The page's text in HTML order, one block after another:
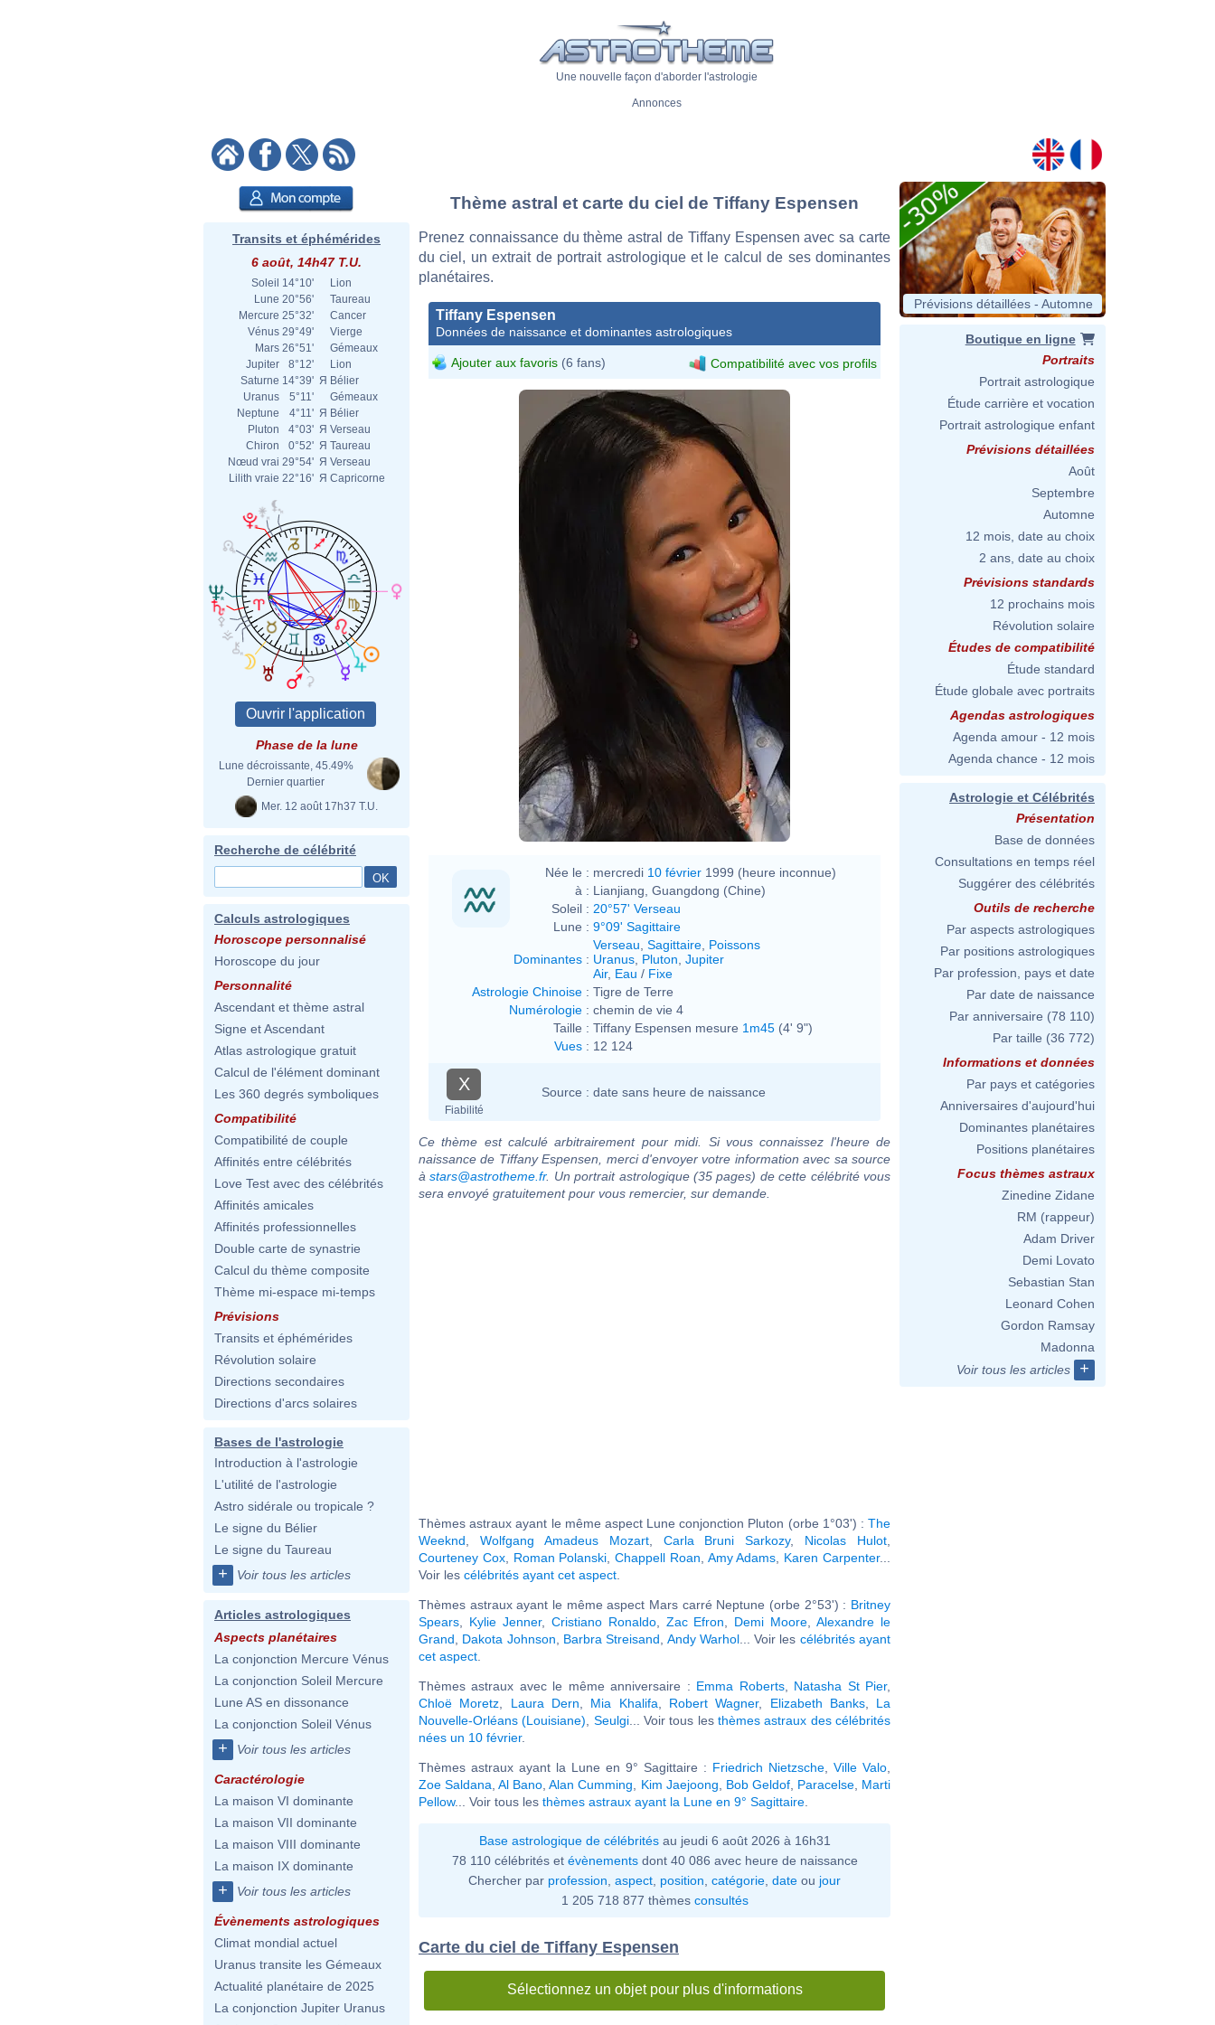
Une nouvelle façon d'aborder l'astrologie
Annonces
Transits et éphémérides
6 août, 14h47 T.U.
Soleil 14°10'
Lion
Lune 20°56'
Taureau
Mercure 25°32'
Cancer
Vénus 29°49'
Vierge
Mars 26°51'
Gémeaux
Jupiter
8°12'
Lion
Saturne 14°39' Я Bélier
Uranus
5°11'
Gémeaux
Neptune
4°11' Я Bélier
Pluton
4°03' Я Verseau
Chiron
0°52' Я Taureau
Nœud vrai 29°54' Я Verseau
Lilith vraie 22°16' Я Capricorne
Phase de la lune
Lune décroissante, 45.49%
Dernier quartier
Mer. 12 août 17h37 T.U.
Recherche de célébrité
Calculs astrologiques
Horoscope personnalisé
Horoscope du jour
Personnalité
Ascendant et thème astral
Signe et Ascendant
Atlas astrologique gratuit
Calcul de l'élément dominant
Les 360 degrés symboliques
Compatibilité
Compatibilité de couple
Affinités entre célébrités
Love Test avec des célébrités
Affinités amicales
Affinités professionnelles
Double carte de synastrie
Calcul du thème composite
Thème mi-espace mi-temps
Prévisions
Transits et éphémérides
Révolution solaire
Directions secondaires
Directions d'arcs solaires
Bases de l'astrologie
Introduction à l'astrologie
L'utilité de l'astrologie
Astro sidérale ou tropicale ?
Le signe du Bélier
Le signe du Taureau
+ Voir tous les articles
Articles astrologiques
Aspects planétaires
La conjonction Mercure Vénus
La conjonction Soleil Mercure
Lune AS en dissonance
La conjonction Soleil Vénus
+ Voir tous les articles
Caractérologie
La maison VI dominante
La maison VII dominante
La maison VIII dominante
La maison IX dominante
+ Voir tous les articles
Évènements astrologiques
Climat mondial actuel
Uranus transite les Gémeaux
Actualité planétaire de 2025
La conjonction Jupiter Uranus
Thème astral et carte du ciel de Tiffany Espensen
Prenez connaissance du thème astral de Tiffany Espensen avec sa carte
du ciel, un extrait de portrait astrologique et le calcul de ses dominantes
planétaires.
Tiffany Espensen
Données de naissance et dominantes astrologiques
Ajouter aux favoris (6 fans) Compatibilité avec vos profils
Née le : mercredi 10 février 1999 (heure inconnue)
à : Lianjiang, Guangdong (Chine)
Soleil : 20°57' Verseau
Lune : 9°09' Sagittaire
Dominantes :
Verseau Sagittaire Poissons
Uranus Pluton Jupiter
Air, Eau / Fixe
Astrologie Chinoise : Tigre de Terre
Numérologie : chemin de vie 4
Taille : Tiffany Espensen mesure 1m45 (4' 9")
Vues : 12 124
X
Fiabilité
Source : date sans heure de naissance
Ce thème est calculé arbitrairement pour midi. Si vous connaissez l'heure de
naissance de Tiffany Espensen, merci d'envoyer votre information avec sa source
àstars@astrotheme.fr. Un portrait astrologique (35 pages) de cette célébrité vous
sera envoyé gratuitement pour vous remercier, sur demande.
Thèmes astraux ayant le même aspect Lune conjonction Pluton (orbe 1°03') : The
Weeknd
Wolfgang Amadeus Mozart, Carla Bruni Sarkozy, Nicolas Hulot
Courteney Cox, Roman Polanski ,Chappell Roan Amy Adams Karen Carpenter...
Voir les célébrités ayant cet aspect
Thèmes astraux ayant le même aspect Mars carré Neptune (orbe 2°53') : Britney
Spears
Kylie Jenner, Cristiano Ronaldo, Zac Efron Demi Moore ,Alexandre le
Grand
Dakota Johnson Barbra Streisand Andy Warhol... Voir les célébrités ayant
cet aspect
Thèmes astraux avec le même anniversaire : Emma Roberts, Natasha St Pier,
Chloë Moretz
Laura Dern Mia Khalifa Robert Wagner, Elizabeth Banks, La
Nouvelle-Orléans (Louisiane)
Seulgi... Voir tous lesthèmes astraux des célébrités
nées un 10 février.
Thèmes astraux ayant la Lune en 9° Sagittaire : Friedrich Nietzsche Ville Valo
Zoe Saldana ,Al Bano ,Alan Cumming Kim Jaejoong Bob Geldof, Paracelse, Marti
Pellow... Voir tous les thèmes astraux ayant la Lune en 9° Sagittaire
Base astrologique de célébritésau jeudi 6 août 2026 à 16h31
78 110 célébrités et évènementsdont 40 086 avec heure de naissance
Chercher par profession aspect position catégorie date ou jour
1 205 718 877 thèmes consultés
Carte du ciel de Tiffany Espensen
Sélectionnez un objet pour plus d'informations
Prévisions détaillées - Automne
Boutique en ligne
Portraits
Portrait astrologique
Étude carrière et vocation
Portrait astrologique enfant
Prévisions détaillées
Août
Septembre
Automne
12 mois, date au choix
2 ans, date au choix
Prévisions standards
12 prochains mois
Révolution solaire
Études de compatibilité
Étude standard
Étude globale avec portraits
Agendas astrologiques
Agenda amour - 12 mois
Agenda chance - 12 mois
Astrologie et Célébrités
Présentation
Base de données
Consultations en temps réel
Suggérer des célébrités
Outils de recherche
Par aspects astrologiques
Par positions astrologiques
Par profession, pays et date
Par date de naissance
Par anniversaire (78 110)
Par taille (36 772)
Informations et données
Par pays et catégories
Anniversaires d'aujourd'hui
Dominantes planétaires
Positions planétaires
Focus thèmes astraux
Zinedine Zidane
RM (rappeur)
Adam Driver
Demi Lovato
Sebastian Stan
Leonard Cohen
Gordon Ramsay
Madonna
Voir tous les articles
+